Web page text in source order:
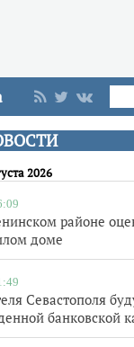
2026
районе
доме
Севастополя
банковской